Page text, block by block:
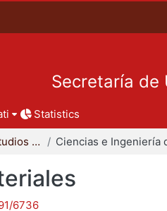
Secretaría de
Statistics
Coordinación de Estudios de Posgrado - CBI
6736